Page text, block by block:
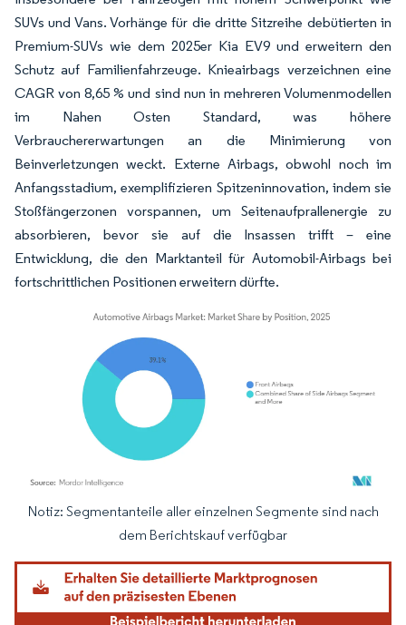
SUVs und Vans. Vorhänge für die dritte Sitzreihe debütierten in
Premium-SUVs wie dem 2025er Kia EV9 und erweitern den
Schutz auf Familienfahrzeuge. Knieairbags verzeichnen eine
CAGR von 8,65 % und sind nun in mehreren Volumenmodellen
im Nahen Osten Standard, was höhere
Verbrauchererwartungen an die Minimierung von
Beinverletzungen weckt. Externe Airbags, obwohl noch im
Anfangsstadium, exemplifizieren Spitzeninnovation, indem sie
Stoßfängerzonen vorspannen, um Seitenaufprallenergie zu
absorbieren, bevor sie auf die Insassen trifft – eine
Entwicklung, die den Marktanteil für Automobil-Airbags bei
fortschrittlichen Positionen erweitern dürfte.
Bild © Mordor Intelligence. Wiederverwendung erfordert Namensnennung
Notiz: Segmentanteile aller einzelnen Segmente sind nach
dem Berichtskauf verfügbar